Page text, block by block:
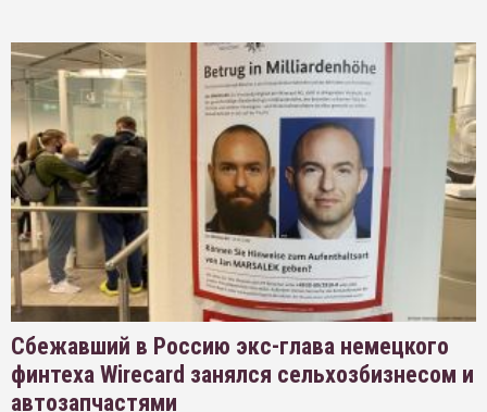
Сбежавший в Россию экс-глава немецкого
финтеха Wirecard занялся сельхозбизнесом и
автозапчастями